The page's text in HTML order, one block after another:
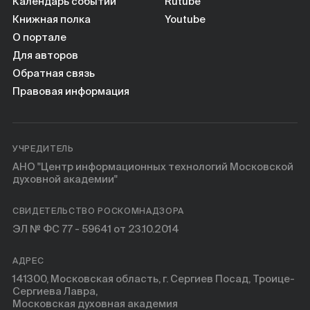
Книжная полка
О портале
Для авторов
Обратная связь
Правовая информация
Youtube
УЧРЕДИТЕЛЬ
АНО "Центр информационных технологий Московской
духовной академии"
СВИДЕТЕЛЬСТВО РОСКОМНАДЗОРА
ЭЛ № ФС 77 - 59641 от 23.10.2014
АДРЕС
141300, Московская область, г. Сергиев Посад, Троице-
Сергиева Лавра,
Московская духовная академия